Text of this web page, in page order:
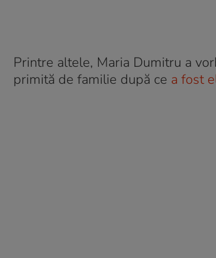
Printre altele, Maria Dumitru a
primită de familie după ce a fost